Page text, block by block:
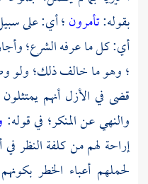
بقوله:تأمرون؛ أي: على
أي: كل ما عرفه الشرع؛
؛ وهو ما خالف ذلك؛ ولو
قضى في الأزل أنهم
والنهي عن المنكر؛ في قوله:
إراحة لهم من كلفة النظر
لحملهم أعباء الخطر